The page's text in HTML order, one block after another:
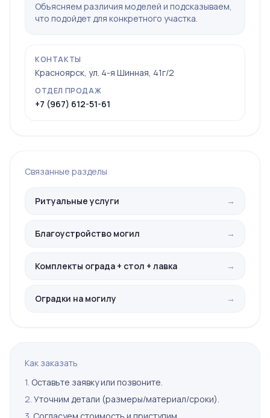
Объясняем различия моделей и подсказываем,
что подойдет для конкретного участка.
КОНТАКТЫ
Красноярск, ул. 4-я Шинная, 41г/2
ОТДЕЛ ПРОДАЖ
+7 (967) 612-51-61
Связанные разделы
Ритуальные услуги →
Благоустройство могил →
Комплекты ограда + стол + лавка →
Оградки на могилу →
Как заказать
1. Оставьте заявку или позвоните.
2. Уточним детали (размеры/материал/сроки).